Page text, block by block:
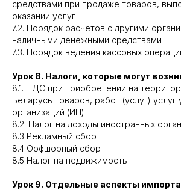
средствами при продаже товаров,
оказании услуг
7.2. Порядок расчетов с другими
наличными денежными средствами
7.3. Порядок ведения кассовых
Урок 8. Налоги, которые могут
8.1. НДС при приобретении на
Беларусь товаров, работ (услуг) услуг
организаций (ИП)
8.2. Налог на доходы иностранных
8.3 Рекламный сбор
8.4 Оффшорный сбор
8.5 Налог на недвижимость
Урок 9. Отдельные аспекты импорта